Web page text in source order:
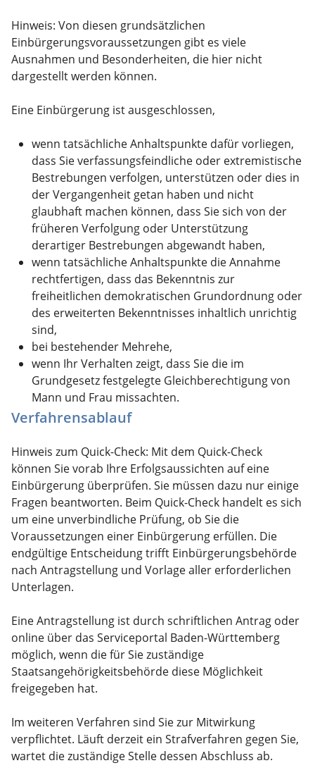
Hinweis: Von diesen grundsätzlichen
Einbürgerungsvoraussetzungen gibt es viele
Ausnahmen und Besonderheiten, die hier nicht
dargestellt werden können.
Eine Einbürgerung ist ausgeschlossen,
wenn tatsächliche Anhaltspunkte dafür vorliegen,
dass Sie verfassungsfeindliche oder extremistische
Bestrebungen verfolgen, unterstützen oder dies in
der Vergangenheit getan haben und nicht
glaubhaft machen können, dass Sie sich von der
früheren Verfolgung oder Unterstützung
derartiger Bestrebungen abgewandt haben,
wenn tatsächliche Anhaltspunkte die Annahme
rechtfertigen, dass das Bekenntnis zur
freiheitlichen demokratischen Grundordnung oder
des erweiterten Bekenntnisses inhaltlich unrichtig
sind,
bei bestehender Mehrehe,
wenn Ihr Verhalten zeigt, dass Sie die im
Grundgesetz festgelegte Gleichberechtigung von
Mann und Frau missachten.
Verfahrensablauf
Hinweis zum Quick-Check: Mit dem Quick-Check
können Sie vorab Ihre Erfolgsaussichten auf eine
Einbürgerung überprüfen. Sie müssen dazu nur einige
Fragen beantworten. Beim Quick-Check handelt es sich
um eine unverbindliche Prüfung, ob Sie die
Voraussetzungen einer Einbürgerung erfüllen. Die
endgültige Entscheidung trifft Einbürgerungsbehörde
nach Antragstellung und Vorlage aller erforderlichen
Unterlagen.
Eine Antragstellung ist durch schriftlichen Antrag oder
online über das Serviceportal Baden-Württemberg
möglich, wenn die für Sie zuständige
Staatsangehörigkeitsbehörde diese Möglichkeit
freigegeben hat.
Im weiteren Verfahren sind Sie zur Mitwirkung
verpflichtet. Läuft derzeit ein Strafverfahren gegen Sie,
wartet die zuständige Stelle dessen Abschluss ab.